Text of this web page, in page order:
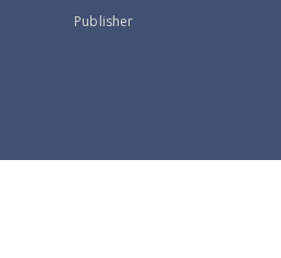
Publisher